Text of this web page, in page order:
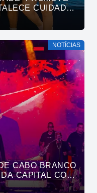
CUIDADO
DA CORRIDA
NOTÍCIAS
CABO BRANCO
CAPITAL COM
FÁBIO JR